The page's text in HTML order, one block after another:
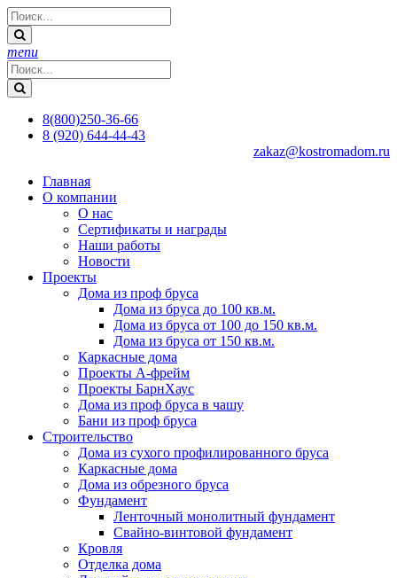
menu
8(800)250-36-66
8 (920) 644-44-43
zakaz@kostromadom.ru
Главная
О компании
О нас
Сертификаты и награды
Наши работы
Новости
Проекты
Дома из проф бруса
Дома из бруса до 100 кв.м.
Дома из бруса от 100 до 150 кв.м.
Дома из бруса от 150 кв.м.
Каркасные дома
Проекты А-фрейм
Проекты БарнХаус
Дома из проф бруса в чашу
Бани из проф бруса
Строительство
Дома из сухого профилированного бруса
Каркасные дома
Дома из обрезного бруса
Фундамент
Ленточный монолитный фундамент
Свайно-винтовой фундамент
Кровля
Отделка дома